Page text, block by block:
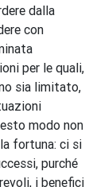
dalla
con
per le quali,
sia limitato,
modo non
fortuna: ci si
purché
i benefici